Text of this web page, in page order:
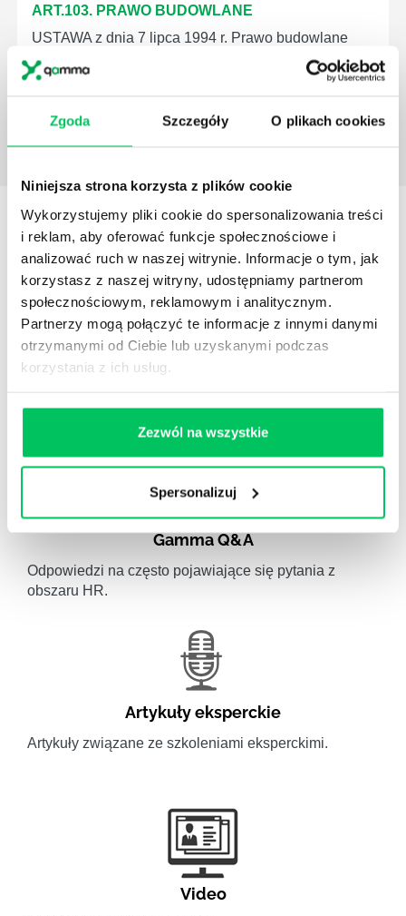
Zgoda Szczegóły O plikach cookies
Niniejsza strona korzysta z plików cookie
Wykorzystujemy pliki cookie do spersonalizowania treści
i reklam, aby oferować funkcje społecznościowe i
analizować ruch w naszej witrynie. Informacje o tym, jak
korzystasz z naszej witryny, udostępniamy partnerom
społecznościowym, reklamowym i analitycznym.
Partnerzy mogą połączyć te informacje z innymi danymi
otrzymanymi od Ciebie lub uzyskanymi podczas
korzystania z ich usług.
Zezwól na wszystkie
Spersonalizuj
ART.103. PRAWO BUDOWLANE
USTAWA z dnia 7 lipca 1994 r. Prawo budowlane
Nowelizacja prawa budowlanego w 2020(łącznie ze
zmianami, które wejdą w 2 połowie 2020 roku)
STREFY WIEDZY
WikiGamma
Gamma Q&A
Odpowiedzi na często pojawiające się pytania z
obszaru HR.
Artykuły eksperckie
Artykuły związane ze szkoleniami eksperckimi.
Video